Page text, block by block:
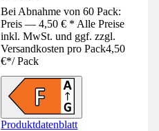
Bei Abnahme von 60 Pack:
Preis — 4,50 € * Alle Preise
inkl. MwSt. und ggf. zzgl.
Versandkosten pro Pack4,50
€*/ Pack
Produktdatenblatt